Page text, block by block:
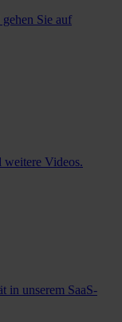
Sie auf
Videos.
in unserem SaaS-